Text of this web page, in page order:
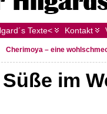
Texte< Kontakt
Cherimoya – eine
im